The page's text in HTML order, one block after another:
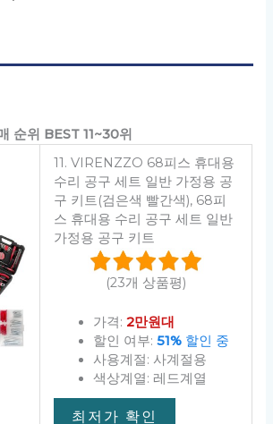
순위 BEST 11~30위
11. VIRENZZO 68피스 휴대용
수리 공구 세트 일반 가정용 공
구 키트(검은색 빨간색), 68피
스 휴대용 수리 공구 세트 일반
가정용 공구 키트
(23개 상품평)
가격: 2만원대
할인 여부: 51%할인 중
사용계절: 사계절용
색상계열: 레드계열
최저가 확인